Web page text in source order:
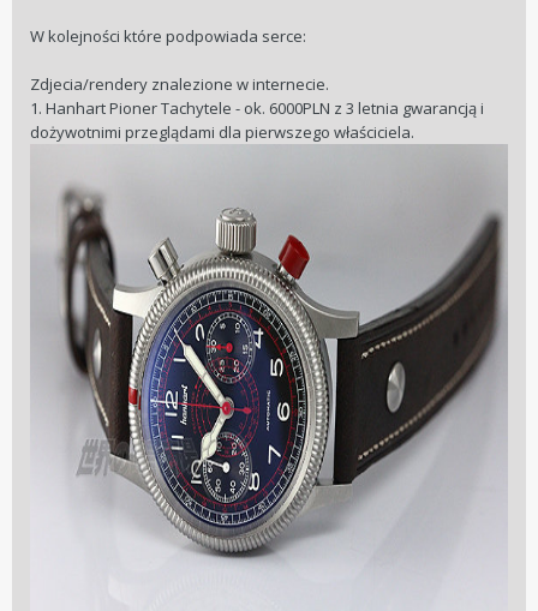
W kolejności które podpowiada serce:
Zdjecia/rendery znalezione w internecie.
1. Hanhart Pioner Tachytele - ok. 6000PLN z 3 letnia gwarancją i
dożywotnimi przeglądami dla pierwszego właściciela.